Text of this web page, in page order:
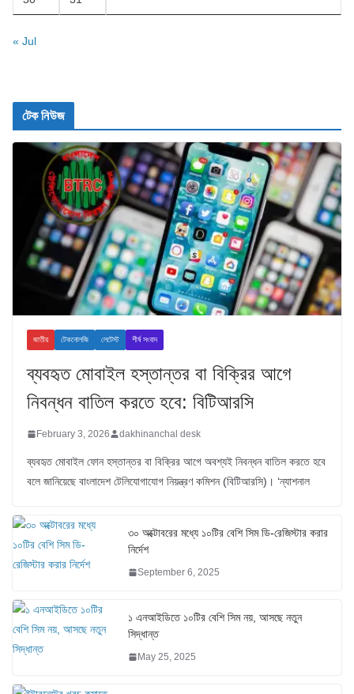
« Jul
টেক নিউজ
জাতীয় টেকনোলজি লেটেস্ট শীর্ষ সংবাদ
ব্যবহৃত মোবাইল হস্তান্তর বা বিক্রির আগে
নিবন্ধন বাতিল করতে হবে: বিটিআরসি
February 3, 2026 dakhinanchal desk
ব্যবহৃত মোবাইল ফোন হস্তান্তর বা বিক্রির আগে অবশ্যই নিবন্ধন বাতিল করতে হবে
বলে জানিয়েছে বাংলাদেশ টেলিযোগাযোগ নিয়ন্ত্রণ কমিশন (বিটিআরসি)। ‘ন্যাশনাল
৩০ অক্টোবরের মধ্যে ১০টির বেশি সিম ডি-রেজিস্টার করার
নির্দেশ
September 6, 2025
১ এনআইডিতে ১০টির বেশি সিম নয়, আসছে নতুন
সিদ্ধান্ত
May 25, 2025